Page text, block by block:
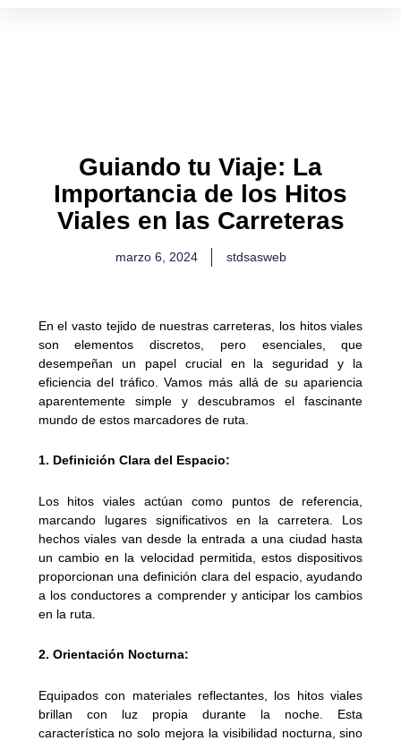
Guiando tu Viaje: La
Importancia de los Hitos
Viales en las Carreteras
marzo 6, 2024 stdsasweb
En el vasto tejido de nuestras carreteras, los hitos viales
son elementos discretos, pero esenciales, que
desempeñan un papel crucial en la seguridad y la
eficiencia del tráfico. Vamos más allá de su apariencia
aparentemente simple y descubramos el fascinante
mundo de estos marcadores de ruta.
1. Definición Clara del Espacio:
Los hitos viales actúan como puntos de referencia,
marcando lugares significativos en la carretera. Los
hechos viales van desde la entrada a una ciudad hasta
un cambio en la velocidad permitida, estos dispositivos
proporcionan una definición clara del espacio, ayudando
a los conductores a comprender y anticipar los cambios
en la ruta.
2. Orientación Nocturna:
Equipados con materiales reflectantes, los hitos viales
brillan con luz propia durante la noche. Esta
característica no solo mejora la visibilidad nocturna, sino